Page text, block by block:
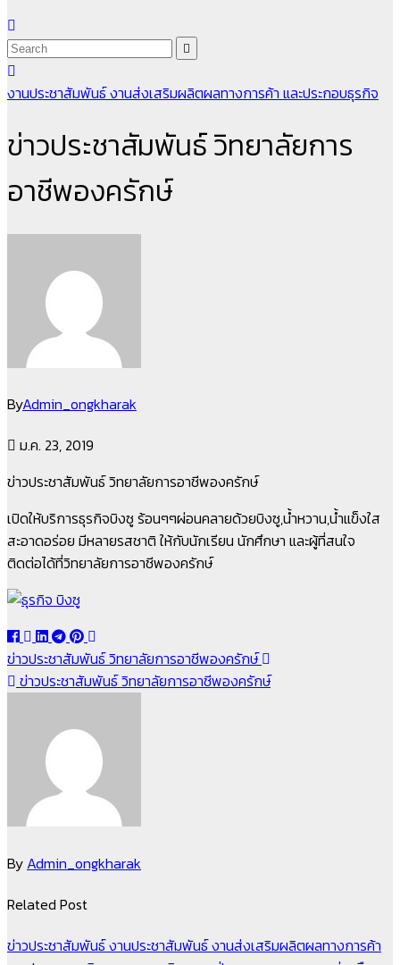
งานประชาสัมพันธ์งานส่งเสริมผลิตผลทางการค้า และประกอบธุรกิจ
ข่าวประชาสัมพันธ์ วิทยาลัยการ
อาชีพองครักษ์
ByAdmin_ongkharak
ม.ค. 23, 2019
ข่าวประชาสัมพันธ์ วิทยาลัยการอาชีพองครักษ์
เปิดให้บริการธุรกิจบิงซู ร้อนๆๆผ่อนคลายด้วยบิงซู,น้ำหวาน,น้ำแข็งใส
สะอาดอร่อย มีหลายรสชาติ ให้กับนักเรียน นักศึกษา และผู้ที่สนใจ
ติดต่อได้ที่วิทยาลัยการอาชีพองครักษ์
แนะแนว
เรื่อง
ข่าวประชาสัมพันธ์ วิทยาลัยการอาชีพองครักษ์
ข่าวประชาสัมพันธ์ วิทยาลัยการอาชีพองครักษ์
By Admin_ongkharak
Related Post
ข่าวประชาสัมพันธ์งานประชาสัมพันธ์งานส่งเสริมผลิตผลทางการค้า